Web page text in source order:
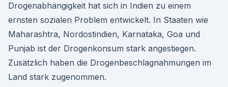
Drogenabhängigkeit hat sich in Indien zu einem
ernsten sozialen Problem entwickelt. In Staaten wie
Maharashtra, Nordostindien, Karnataka, Goa und
Punjab ist der Drogenkonsum stark angestiegen.
Zusätzlich haben die Drogenbeschlagnahmungen im
Land stark zugenommen.